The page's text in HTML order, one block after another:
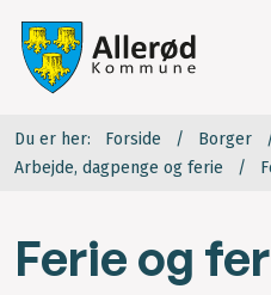
Du er her: Forside
Borger
Arbejde, dagpenge og ferie
Ferie og